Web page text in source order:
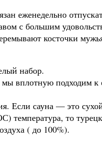
еженедельно
с большим
косточки
набор.
мы вплотную подходим
Если сауна — это
температура, то
( до 100%).